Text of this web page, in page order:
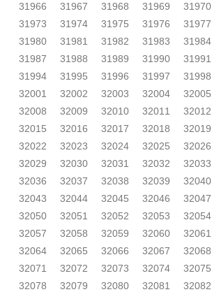
31966
31967 31968 31969 31970
31973
31974 31975 31976 31977
31980
31981 31982 31983 31984
31987
31988 31989 31990 31991
31994
31995 31996 31997 31998
32001
32002 32003 32004 32005
32008
32009 32010 32011 32012
32015
32016 32017 32018 32019
32022
32023 32024 32025 32026
32029
32030 32031 32032 32033
32036
32037 32038 32039 32040
32043
32044 32045 32046 32047
32050
32051 32052 32053 32054
32057
32058 32059 32060 32061
32064
32065 32066 32067 32068
32071
32072 32073 32074 32075
32078
32079 32080 32081 32082